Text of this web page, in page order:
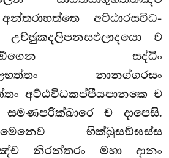
අට්ඨාරසවිධ-
ච
සද්ධිං
නානග්ගරසං
අට්ඨවිධකප්පීයපානකෙ ච
ච දාපෙසි.
භික්ඛුසඞ්ඝස්ස
නිරන්තරං මහා දානං